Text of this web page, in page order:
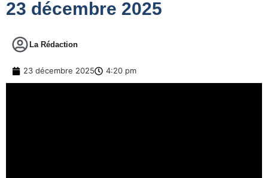
23 décembre 2025
La Rédaction
23 décembre 2025 4:20 pm